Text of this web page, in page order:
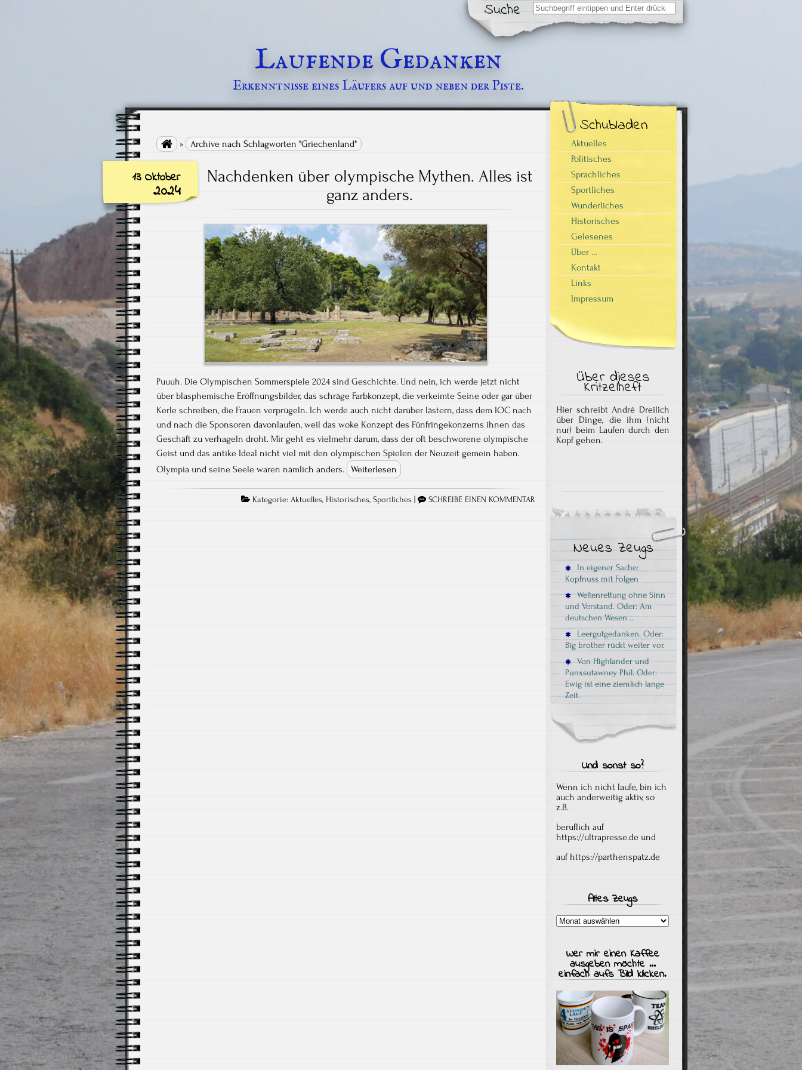
Suche
Suchergebnisse
für:
Laufende Gedanken
Erkenntnisse eines Läufers auf und neben der Piste.
 » Archive nach Schlagworten "Griechenland"
13 Oktober
2024
Nachdenken über olympische Mythen. Alles ist
ganz anders.
Puuuh. Die Olympischen Sommerspiele 2024 sind Geschichte. Und nein, ich werde jetzt nicht
über blasphemische Eröffnungsbilder, das schräge Farbkonzept, die verkeimte Seine oder gar über
Kerle schreiben, die Frauen verprügeln. Ich werde auch nicht darüber lästern, dass dem IOC nach
und nach die Sponsoren davonlaufen, weil das woke Konzept des Fünfringekonzerns ihnen das
Geschäft zu verhageln droht. Mir geht es vielmehr darum, dass der oft beschworene olympische
Geist und das antike Ideal nicht viel mit den olympischen Spielen der Neuzeit gemein haben.
Olympia und seine Seele waren nämlich anders.
Weiterlesen
Kategorie:Aktuelles, Historisches,Sportliches | SCHREIBE EINEN KOMMENTAR
Schubladen
Aktuelles
Politisches
Sprachliches
Sportliches
Wunderliches
Historisches
Gelesenes
Über …
Kontakt
Links
Impressum
Über dieses
Kritzelheft
Hier schreibt André Dreilich
über Dinge, die ihm (nicht
nur) beim Laufen durch den
Kopf gehen.
Neues Zeugs
In eigener Sache:
Kopfnuss mit Folgen
Weltenrettung ohne Sinn
und Verstand. Oder: Am
deutschen Wesen …
Leergutgedanken. Oder:
Big brother rückt weiter vor.
Von Highlander und
Punxsutawney Phil. Oder:
Ewig ist eine ziemlich lange
Zeit.
Und sonst so?
Wenn ich nicht laufe, bin ich
auch anderweitig aktiv, so
z.B.
beruflich auf
https://ultrapresse.de und
auf https://parthenspatz.de
Altes Zeugs
Altes
Zeugs
Wer mir einen Kaffee
ausgeben möchte …
einfach aufs Bild klicken.